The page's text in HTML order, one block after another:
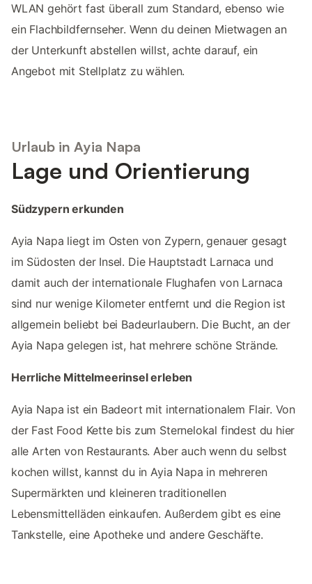
WLAN gehört fast überall zum Standard, ebenso wie
ein Flachbildfernseher. Wenn du deinen Mietwagen an
der Unterkunft abstellen willst, achte darauf, ein
Angebot mit Stellplatz zu wählen.
Urlaub in Ayia Napa
Lage und Orientierung
Südzypern erkunden
Ayia Napa liegt im Osten von Zypern, genauer gesagt
im Südosten der Insel. Die Hauptstadt Larnaca und
damit auch der internationale Flughafen von Larnaca
sind nur wenige Kilometer entfernt und die Region ist
allgemein beliebt bei Badeurlaubern. Die Bucht, an der
Ayia Napa gelegen ist, hat mehrere schöne Strände.
Herrliche Mittelmeerinsel erleben
Ayia Napa ist ein Badeort mit internationalem Flair. Von
der Fast Food Kette bis zum Sternelokal findest du hier
alle Arten von Restaurants. Aber auch wenn du selbst
kochen willst, kannst du in Ayia Napa in mehreren
Supermärkten und kleineren traditionellen
Lebensmittelläden einkaufen. Außerdem gibt es eine
Tankstelle, eine Apotheke und andere Geschäfte.